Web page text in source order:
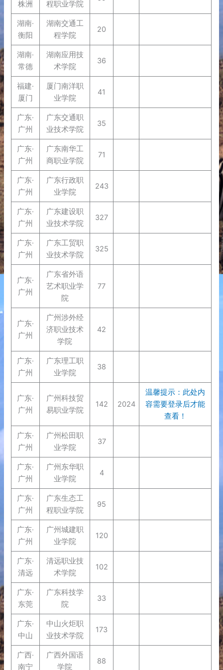
株洲 程职业学院
湖南·
衡阳
湖南交通工
程学院
20
湖南·
常德
湖南应用技
术学院
36
福建·
厦门
厦门南洋职
业学院
41
广东·
广州
广东交通职
业技术学院
35
广东·
广州
广东南华工
商职业学院
71
广东·
广州
广东行政职
业学院
243
广东·
广州
广东建设职
业技术学院
327
广东·
广州
广东工贸职
业技术学院
325
广东·
广州
广东省外语
艺术职业学
院
77
广东·
广州
广州涉外经
济职业技术
学院
42
广东·
广州
广东理工职
业学院
38
广东·
广州
广州科技贸
易职业学院
142 2024
温馨提示：此处内
容需要登录后才能
查看！
广东·
广州
广州松田职
业学院
37
广东·
广州
广州东华职
业学院
4
广东·
广州
广东生态工
程职业学院
95
广东·
广州
广州城建职
业学院
120
广东·
清远
清远职业技
术学院
102
广东·
东莞
广东科技学
院
33
广东·
中山
中山火炬职
业技术学院
173
广西·
南宁
广西外国语
学院
88